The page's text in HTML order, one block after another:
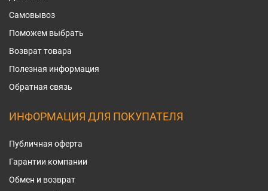
Самовывоз
Поможем выбрать
Возврат товара
Полезная информация
Обратная связь
ИНФОРМАЦИЯ ДЛЯ ПОКУПАТЕЛЯ
Публичная оферта
Гарантии компании
Обмен и возврат